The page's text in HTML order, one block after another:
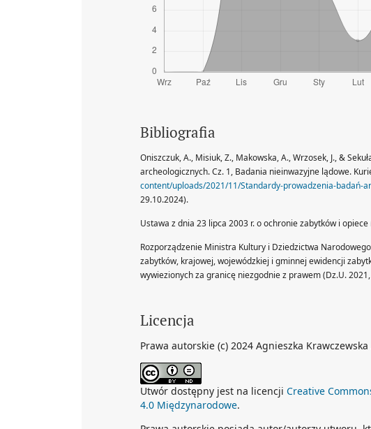
Bibliografia
Oniszczuk, A., Misiuk, Z., Makowska, A., Wrzosek, J., &
archeologicznych. Cz. 1, Badania nieinwazyjne lądowe.
content/uploads/2021/11/Standardy-prowadzenia-badań-
29.10.2024).
Ustawa z dnia 23 lipca 2003 r. o ochronie zabytków i
Rozporządzenie Ministra Kultury i Dziedzictwa
zabytków, krajowej, wojewódzkiej i gminnej ewidencji
wywiezionych za granicę niezgodnie z prawem (Dz.U.
Licencja
Prawa autorskie (c) 2024 Agnieszka
Utwór dostępny jest na licencji Creative
4.0 Międzynarodowe.